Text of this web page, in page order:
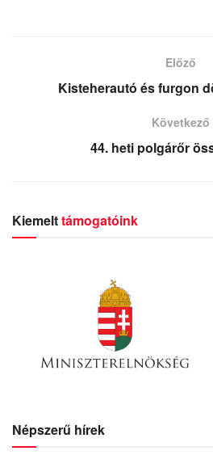
Előző
Kisteherautó és furgon
Következő
44. heti polgárőr
Kiemelttámogatóink
Népszerű hírek